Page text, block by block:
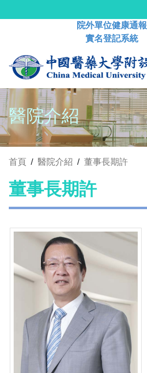
院外單位健康通報
實名登記系統
醫院介紹
首頁 / 醫院介紹 / 董事長期許
董事長期許